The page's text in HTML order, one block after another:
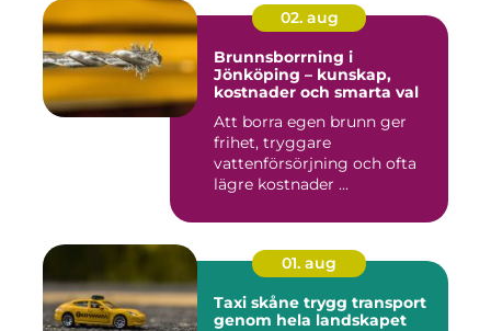
02. aug
Brunnsborrning i
Jönköping – kunskap,
kostnader och smarta val
Att borra egen brunn ger
frihet, tryggare
vattenförsörjning och ofta
lägre kostnader ...
01. aug
Taxi skåne trygg transport
genom hela landskapet